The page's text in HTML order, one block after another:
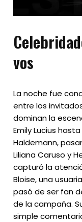
vos
La noche fue
entre los
dominan la
Emily Lucius
Haldemann,
Liliana Caruso y
capturó la
Bloise, una
pasó de ser fan
de la campaña.
simple